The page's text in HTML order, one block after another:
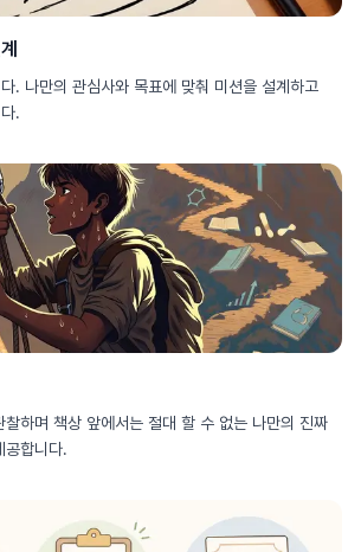
. 나만의 관심사와 목표에 맞춰 미션을 설계하고
.
찰하며 책상 앞에서는 절대 할 수 없는 나만의 진짜
공합니다.